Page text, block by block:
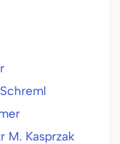
M. Kasprzak